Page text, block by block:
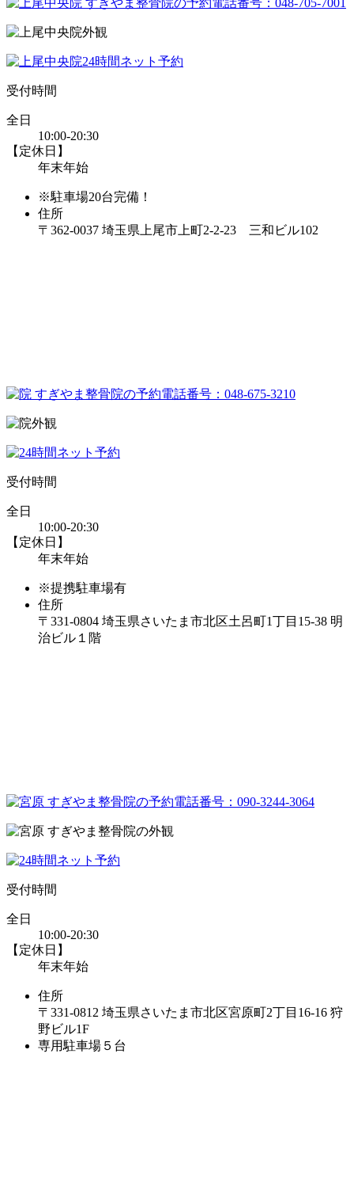
受付時間
全日
10:00-20:30
【定休日】
年末年始
※駐車場20台完備！
住所
〒362-0037 埼玉県上尾市上町2-2-23 三和ビル102
受付時間
全日
10:00-20:30
【定休日】
年末年始
※提携駐車場有
住所
〒331-0804 埼玉県さいたま市北区土呂町1丁目15-38 明
治ビル１階
受付時間
全日
10:00-20:30
【定休日】
年末年始
住所
〒331-0812 埼玉県さいたま市北区宮原町2丁目16-16 狩
野ビル1F
専用駐車場５台